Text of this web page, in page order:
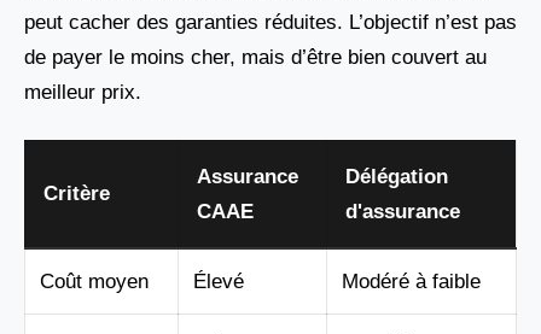
peut cacher des garanties réduites. L’objectif n’est pas
de payer le moins cher, mais d’être bien couvert au
meilleur prix.
Critère
Assurance
CAAE
Délégation
d'assurance
Coût moyen Élevé Modéré à faible